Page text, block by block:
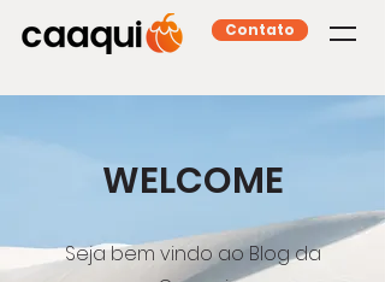
Contato
WELCOME
Seja bem vindo ao Blog da